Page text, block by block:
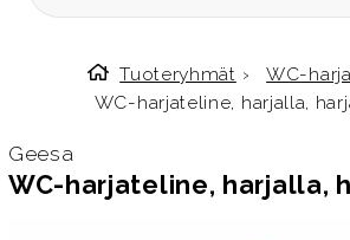
Etusivulle
Tuoteryhmät › WC-
WC-harjateline, harjalla,
Geesa
WC-harjateline, harjalla,